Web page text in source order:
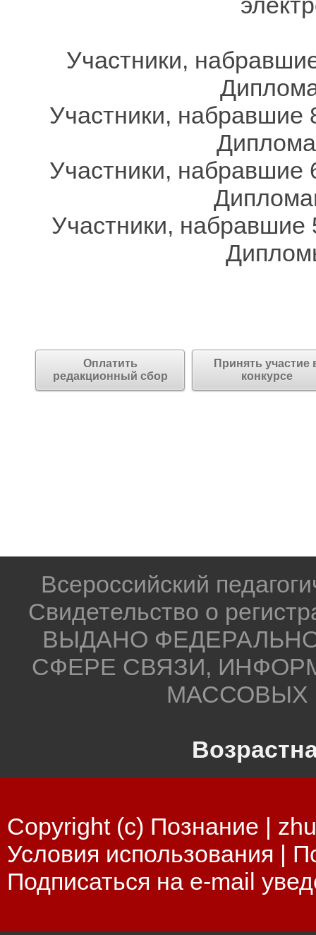
Участники,
Участники, набравшие
Участники, набравшие
Участники,
Оплатить
редакционный сбор
Принять участие
конкурсе
Всероссийский
Свидетельство о
ВЫДАНО
СФЕРЕ СВЯЗИ,
МАССОВЫХ
Copyright (c) Познание |
Условия использования |
Подписаться на e-mail